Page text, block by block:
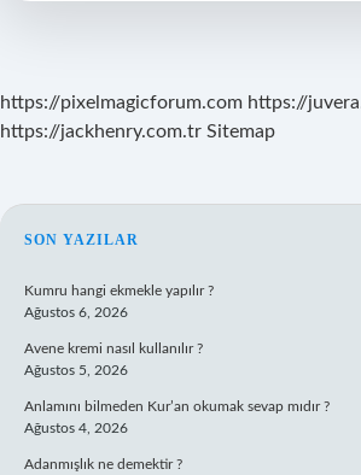
https://pixelmagicforum.com https://
https://jackhenry.com.tr Sitemap
SIDEBAR
SON YAZILAR
Kumru hangi ekmekle yapılır ?
Ağustos 6, 2026
Avene kremi nasıl kullanılır ?
Ağustos 5, 2026
Anlamını bilmeden Kur’an okumak sevap mıdır ?
Ağustos 4, 2026
Adanmışlık ne demektir ?